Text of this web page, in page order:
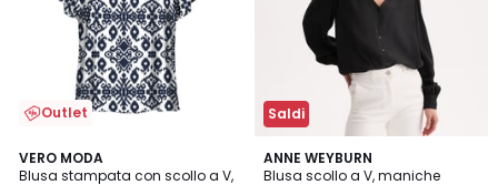
Outlet
VERO MODA
Blusa stampata con scollo a V,
3,4
/ 5
Saldi
ANNE WEYBURN
Blusa scollo a V, maniche
4
/
2